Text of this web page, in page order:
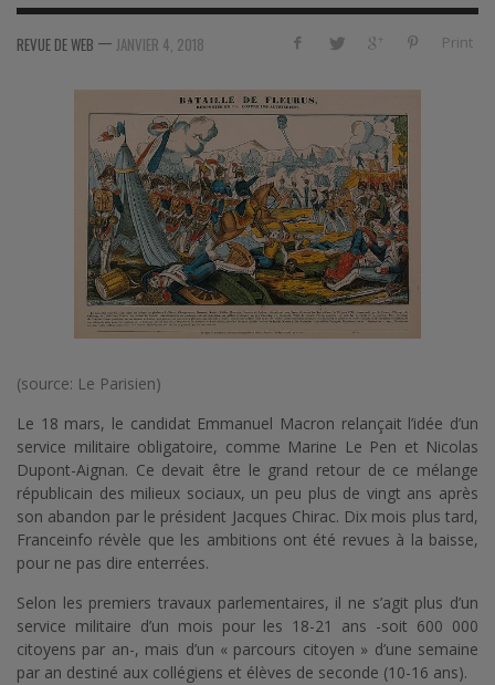
Print
REVUE DE WEB — JANVIER 4, 2018
(source: Le Parisien)
Le 18 mars, le candidat Emmanuel Macron relançait l’idée d’un
service militaire obligatoire, comme Marine Le Pen et Nicolas
Dupont-Aignan. Ce devait être le grand retour de ce mélange
républicain des milieux sociaux, un peu plus de vingt ans après
son abandon par le président Jacques Chirac. Dix mois plus tard,
Franceinfo révèle que les ambitions ont été revues à la baisse,
pour ne pas dire enterrées.
Selon les premiers travaux parlementaires, il ne s’agit plus d’un
service militaire d’un mois pour les 18-21 ans -soit 600 000
citoyens par an-, mais d’un « parcours citoyen » d’une semaine
par an destiné aux collégiens et élèves de seconde (10-16 ans).